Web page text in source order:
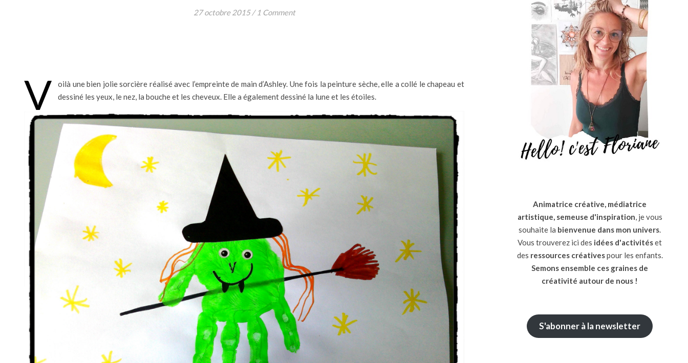
27 octobre 2015 / 1 Comment
V
oilà une bien jolie sorcière réalisé avec l’empreinte de main d’Ashley. Une fois la peinture sèche, elle a collé le chapeau et
dessiné les yeux, le nez, la bouche et les cheveux. Elle a également dessiné la lune et les étoiles.
Animatrice créative, médiatrice
artistique, semeuse d'inspiration, je vous
souhaite la bienvenue dans mon univers.
Vous trouverez ici des idées d'activitéset
des ressources créativespour les enfants.
Semons ensemble ces graines de
créativité autour de nous !
S'abonner à la newsletter